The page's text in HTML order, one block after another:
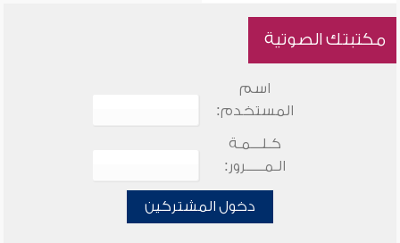
مكتبتك الصوتية
اسم
المستخدم:
كـلـــمـة
الـمـــــرور:
دخول المشتركين